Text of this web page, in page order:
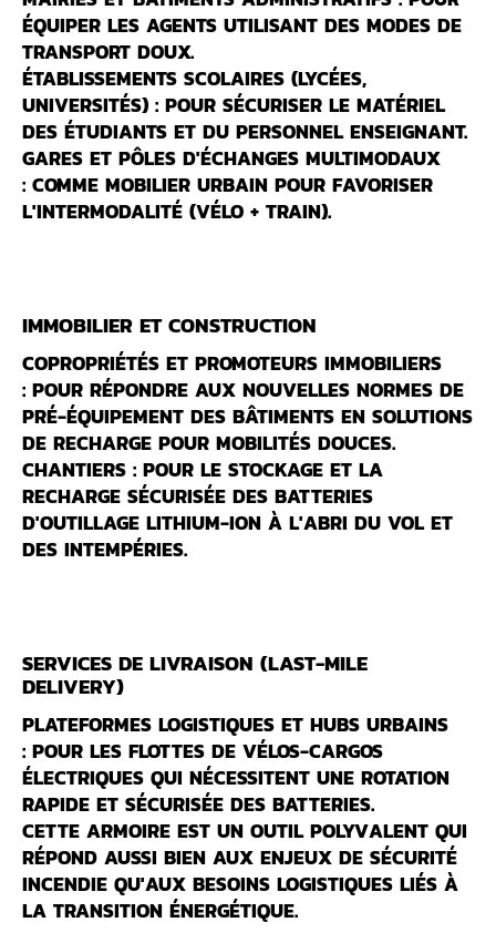
ÉQUIPER LES AGENTS UTILISANT DES MODES DE
TRANSPORT DOUX.
ÉTABLISSEMENTS SCOLAIRES (LYCÉES,
UNIVERSITÉS) : POUR SÉCURISER LE MATÉRIEL
DES ÉTUDIANTS ET DU PERSONNEL ENSEIGNANT.
GARES ET PÔLES D'ÉCHANGES MULTIMODAUX
: COMME MOBILIER URBAIN POUR FAVORISER
L'INTERMODALITÉ (VÉLO + TRAIN).
IMMOBILIER ET CONSTRUCTION
COPROPRIÉTÉS ET PROMOTEURS IMMOBILIERS
: POUR RÉPONDRE AUX NOUVELLES NORMES DE
PRÉ-ÉQUIPEMENT DES BÂTIMENTS EN SOLUTIONS
DE RECHARGE POUR MOBILITÉS DOUCES.
CHANTIERS : POUR LE STOCKAGE ET LA
RECHARGE SÉCURISÉE DES BATTERIES
D'OUTILLAGE LITHIUM-ION À L'ABRI DU VOL ET
DES INTEMPÉRIES.
SERVICES DE LIVRAISON (LAST-MILE
DELIVERY)
PLATEFORMES LOGISTIQUES ET HUBS URBAINS
: POUR LES FLOTTES DE VÉLOS-CARGOS
ÉLECTRIQUES QUI NÉCESSITENT UNE ROTATION
RAPIDE ET SÉCURISÉE DES BATTERIES.
CETTE ARMOIRE EST UN OUTIL POLYVALENT QUI
RÉPOND AUSSI BIEN AUX ENJEUX DE SÉCURITÉ
INCENDIE QU'AUX BESOINS LOGISTIQUES LIÉS À
LA TRANSITION ÉNERGÉTIQUE.